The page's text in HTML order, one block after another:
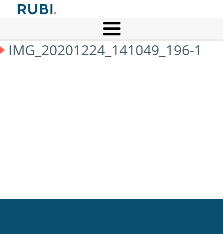
IMG_20201224_141049_196-1